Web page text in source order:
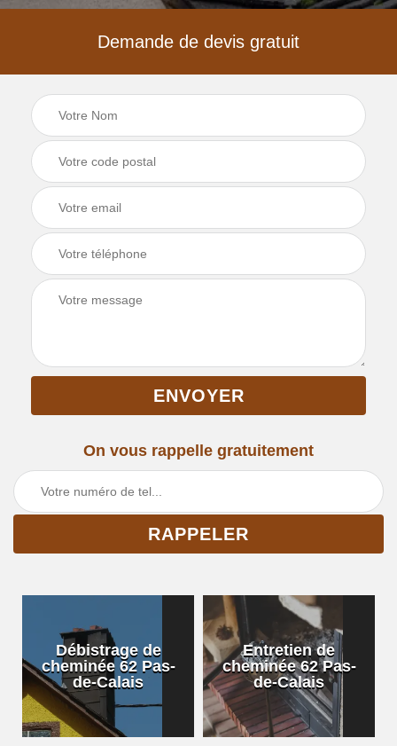
Demande de devis gratuit
On vous rappelle gratuitement
Débistrage de
cheminée 62 Pas-
de-Calais
Entretien de
cheminée 62 Pas-
de-Calais